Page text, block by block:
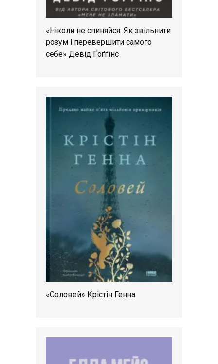
«Ніколи не спиняйся. Як звільнити
розум і перевершити самого
себе» Девід Ґоґґінс
«Соловей» Крістін Генна